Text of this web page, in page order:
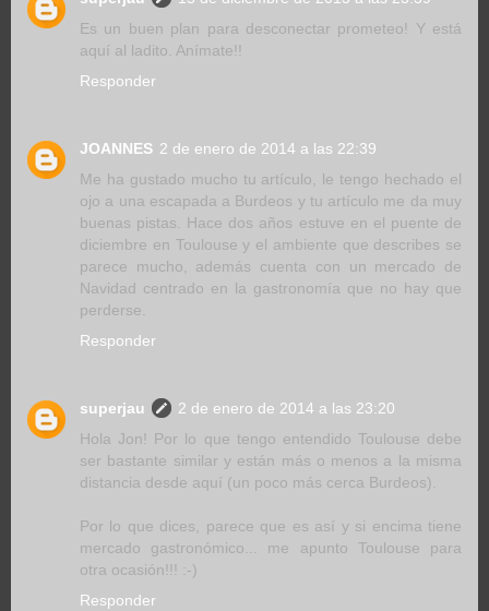
Es un buen plan para desconectar prometeo! Y está
aquí al ladito. Anímate!!
Responder
JOANNES 2 de enero de 2014 a las 22:39
Me ha gustado mucho tu artículo, le tengo hechado el
ojo a una escapada a Burdeos y tu artículo me da muy
buenas pistas. Hace dos años estuve en el puente de
diciembre en Toulouse y el ambiente que describes se
parece mucho, además cuenta con un mercado de
Navidad centrado en la gastronomía que no hay que
perderse.
Responder
superjau
2 de enero de 2014 a las 23:20
Hola Jon! Por lo que tengo entendido Toulouse debe
ser bastante similar y están más o menos a la misma
distancia desde aquí (un poco más cerca Burdeos).
Por lo que dices, parece que es así y si encima tiene
mercado gastronómico... me apunto Toulouse para
otra ocasión!!! :-)
Responder